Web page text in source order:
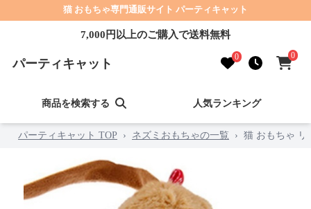
猫 おもちゃ専門通販サイト パーティキャット
7,000円以上のご購入で送料無料
パーティキャット 0 0
商品を検索する 人気ランキング
パーティキャット TOP › ネズミおもちゃの一覧 › 猫 おもちゃ リ